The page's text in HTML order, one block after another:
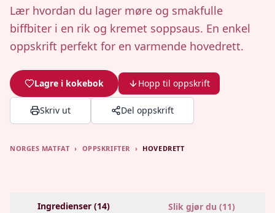
Lær hvordan du lager møre og smakfulle
biffbiter i en rik og kremet soppsaus. En enkel
oppskrift perfekt for en varmende hovedrett.
Lagre i kokebok Hopp til oppskrift
Skriv ut Del oppskrift
NORGES MATFAT › OPPSKRIFTER › HOVEDRETT
Ingredienser (14) Slik gjør du (11)